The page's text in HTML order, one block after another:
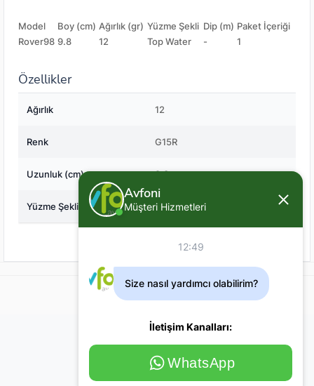
Model Boy (cm) Ağırlık (gr) Yüzme Şekli Dip (m) Paket İçeriği
Rover98 9.8 12 Top Water - 1
Özellikler
Ağırlık 12
Renk G15R
Uzunluk (cm) 9.8
Yüzme Şekli Yüzen (Floating)
Avfoni
Müşteri Hizmetleri
12:49
Size nasıl yardımcı olabilirim?
İletişim Kanalları:
WhatsApp